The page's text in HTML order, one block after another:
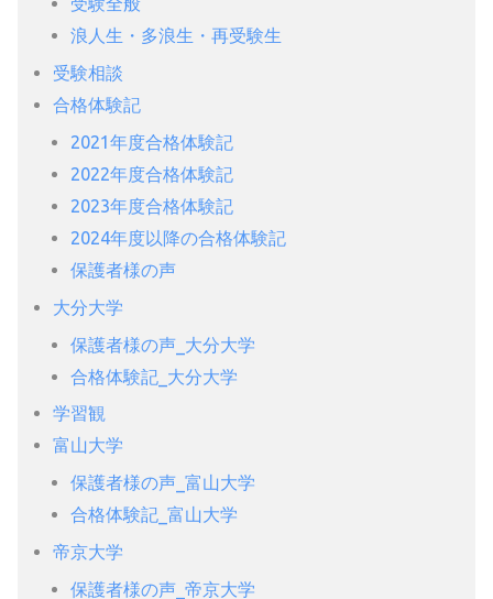
浪人生・多浪生・再受験生
受験相談
合格体験記
2021年度合格体験記
2022年度合格体験記
2023年度合格体験記
2024年度以降の合格体験記
保護者様の声
大分大学
保護者様の声_大分大学
合格体験記_大分大学
学習観
富山大学
保護者様の声_富山大学
合格体験記_富山大学
帝京大学
保護者様の声_帝京大学